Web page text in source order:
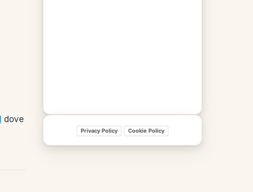
dove
Privacy Policy Cookie Policy